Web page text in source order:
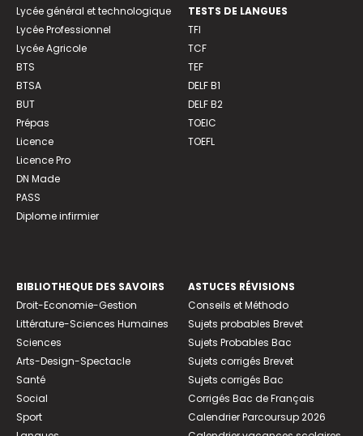
Lycée général et technologique
Lycée Professionnel
Lycée Agricole
BTS
BTSA
BUT
Prépas
Licence
Licence Pro
DN Made
PASS
Diplome infirmier
TESTS DE LANGUES
TFI
TCF
TEF
DELF B1
DELF B2
TOEIC
TOEFL
BIBLIOTHEQUE DES SAVOIRS
Droit-Economie-Gestion
Littérature-Sciences Humaines
Sciences
Arts-Design-Spectacle
Santé
Social
Sport
ASTUCES RÉVISIONS
Conseils et Méthodo
Sujets probables Brevet
Sujets Probables Bac
Sujets corrigés Brevet
Sujets corrigés Bac
Corrigés Bac de Français
Calendrier Parcoursup 2026